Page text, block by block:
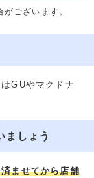
ございます。
GUやマクドナ
ましょう
ませてから店舗